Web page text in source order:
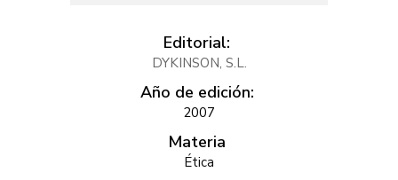
Editorial:
DYKINSON, S.L.
Año de edición:
2007
Materia
Ética